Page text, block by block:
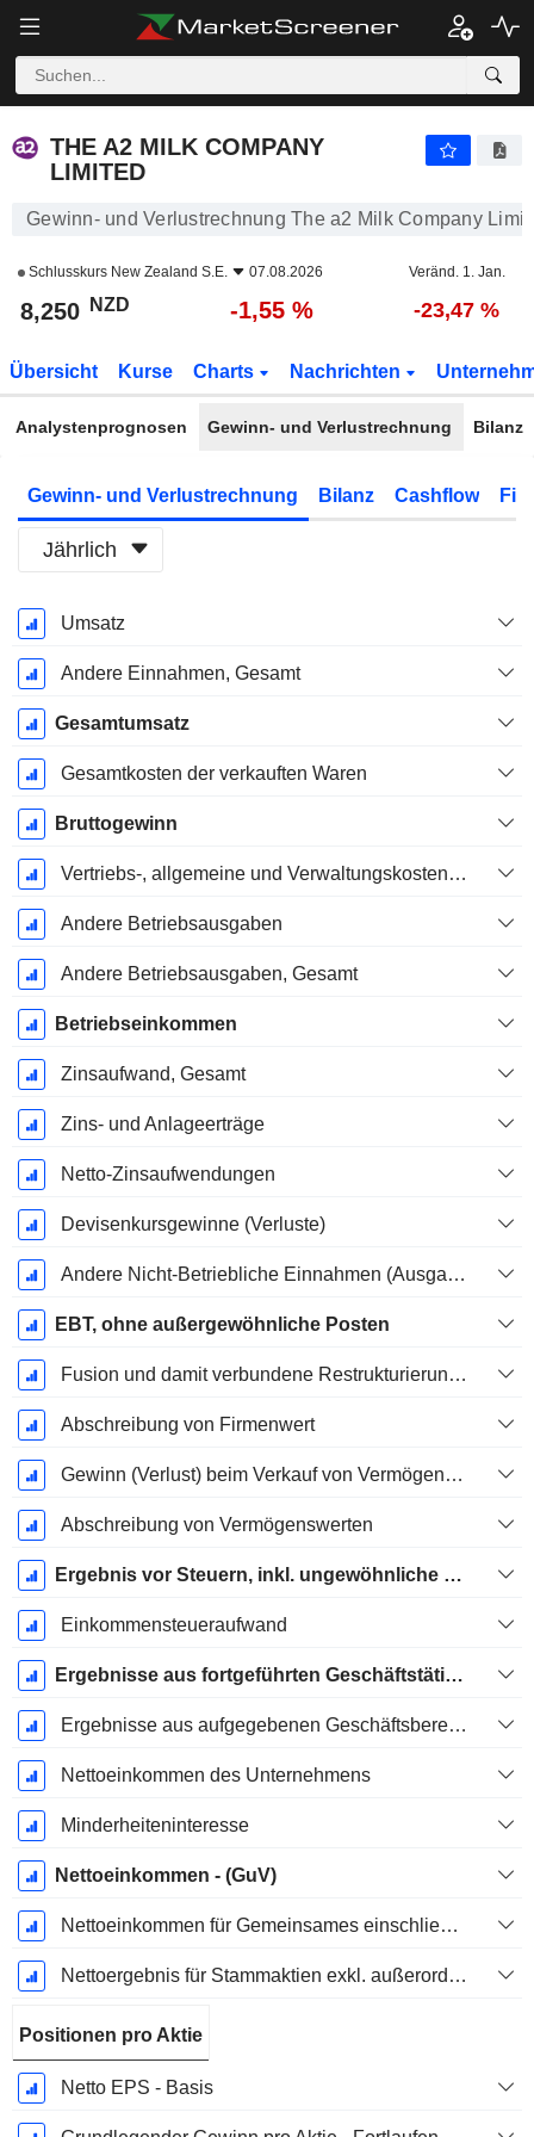
THE A2 MILK COMPANY
LIMITED
Gewinn- und Verlustrechnung The a2 Milk Company
Schlusskurs New Zealand S.E. 07.08.2026 Veränd. 1. Jan.
8,250 NZD -1,55 % -23,47 %
Übersicht Kurse Charts Nachrichten
Analystenprognosen Gewinn- und Verlustrechnung Bilanz
Gewinn- und Verlustrechnung Bilanz Cashflow
Jährlich
Ende d.
Geschäftsjahres:
Juni
Umsatz
Andere Einnahmen, Gesamt
Gesamtumsatz
Gesamtkosten der verkauften Waren
Bruttogewinn
Vertriebs-, allgemeine und Verwaltungskosten, Gesamt
Andere Betriebsausgaben
Andere Betriebsausgaben, Gesamt
Betriebseinkommen
Zinsaufwand, Gesamt
Zins- und Anlageerträge
Netto-Zinsaufwendungen
Devisenkursgewinne (Verluste)
Andere Nicht-Betriebliche Einnahmen (Ausgaben)
EBT, ohne außergewöhnliche Posten
Fusion und damit verbundene Restrukturierungskosten
Abschreibung von Firmenwert
Gewinn (Verlust) beim Verkauf von Vermögenswerten
Abschreibung von Vermögenswerten
Ergebnis vor Steuern, inkl. ungewöhnliche Posten
Einkommensteueraufwand
Ergebnisse aus fortgeführten Geschäftstätigkeiten
Ergebnisse aus aufgegebenen Geschäftsbereichen
Nettoeinkommen des Unternehmens
Minderheiteninteresse
Nettoeinkommen - (GuV)
Nettoeinkommen für Gemeinsames einschließlich außerordentlicher Posten
Nettoergebnis für Stammaktien exkl. außerordentliche Posten
Positionen pro Aktie
Netto EPS - Basis